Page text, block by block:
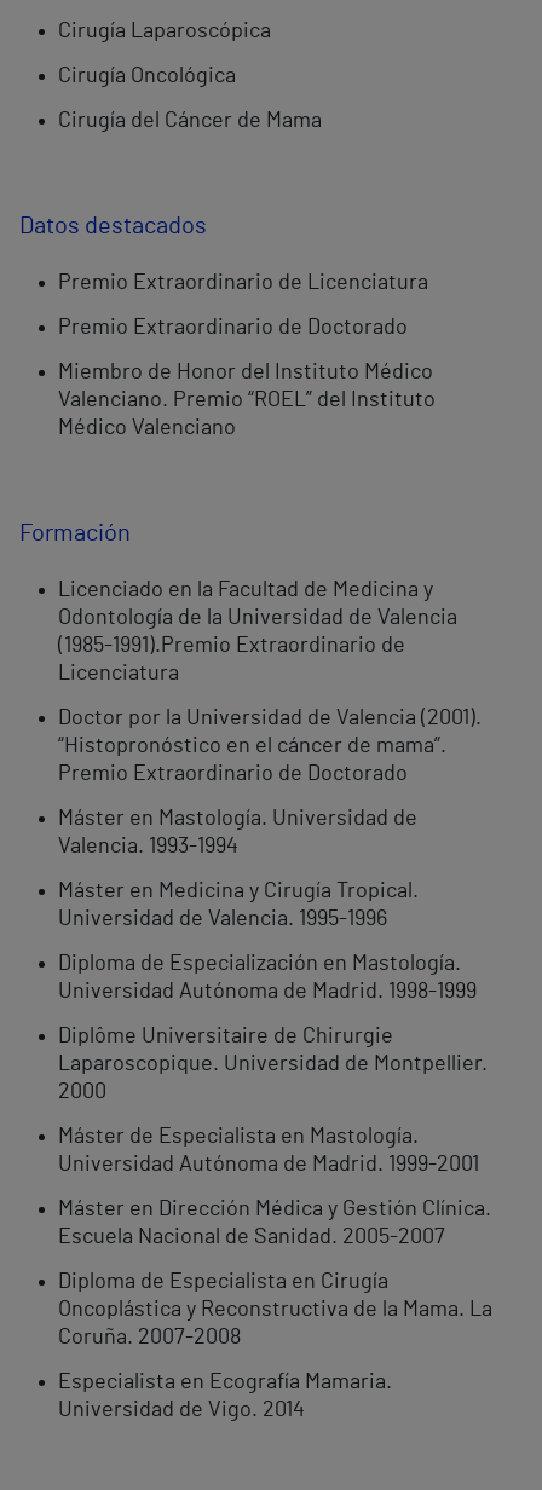
Cirugía Laparoscópica
Cirugía Oncológica
Cirugía del Cáncer de Mama
Datos destacados
Premio Extraordinario de Licenciatura
Premio Extraordinario de Doctorado
Miembro de Honor del Instituto Médico
Valenciano. Premio “ROEL” del Instituto
Médico Valenciano
Formación
Licenciado en la Facultad de Medicina y
Odontología de la Universidad de Valencia
(1985-1991).Premio Extraordinario de
Licenciatura
Doctor por la Universidad de Valencia (2001).
“Histopronóstico en el cáncer de mama”.
Premio Extraordinario de Doctorado
Máster en Mastología. Universidad de
Valencia. 1993-1994
Máster en Medicina y Cirugía Tropical.
Universidad de Valencia. 1995-1996
Diploma de Especialización en Mastología.
Universidad Autónoma de Madrid. 1998-1999
Diplôme Universitaire de Chirurgie
Laparoscopique. Universidad de Montpellier.
2000
Máster de Especialista en Mastología.
Universidad Autónoma de Madrid. 1999-2001
Máster en Dirección Médica y Gestión Clínica.
Escuela Nacional de Sanidad. 2005-2007
Diploma de Especialista en Cirugía
Oncoplástica y Reconstructiva de la Mama. La
Coruña. 2007-2008
Especialista en Ecografía Mamaria.
Universidad de Vigo. 2014